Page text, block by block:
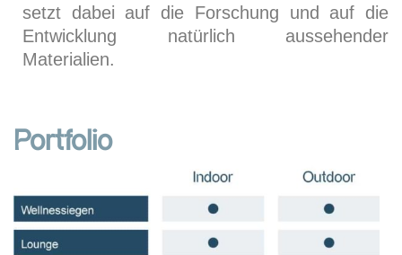
setzt dabei auf die Forschung und auf die
Entwicklung natürlich aussehender
Materialien.
Portfolio